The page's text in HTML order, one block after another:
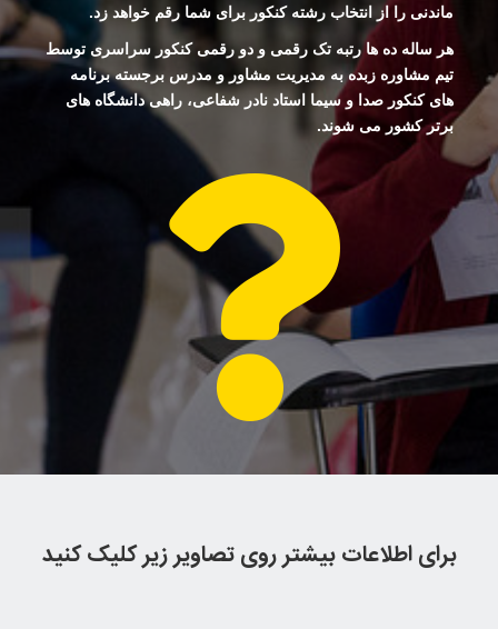
ماندنی را از انتخاب رشته کنکور برای شما رقم خواهد زد.
هر ساله ده ها رتبه تک رقمی و دو رقمی کنکور سراسری توسط
تیم مشاوره زبده به مدیریت مشاور و مدرس برجسته برنامه
های کنکور صدا و سیما استاد نادر شفاعی، راهی دانشگاه های
برتر کشور می شوند.
برای اطلاعات بیشتر روی تصاویر زیر کلیک کنید